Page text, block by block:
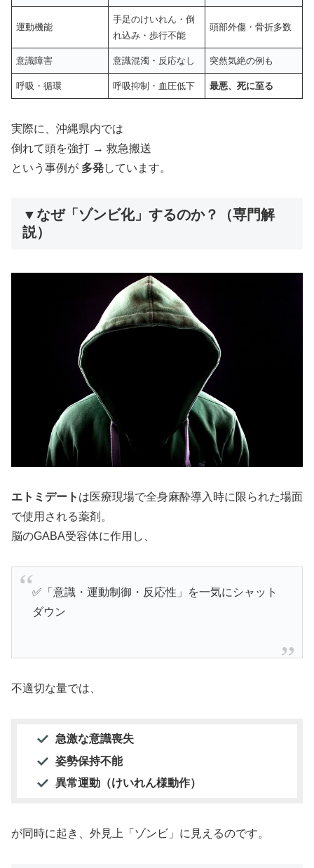
運動機能
手足のけいれん・倒
れ込み・歩行不能
頭部外傷・骨折多数
意識障害 意識混濁・反応なし 突然気絶の例も
呼吸・循環 呼吸抑制・血圧低下 最悪、死に至る
実際に、沖縄県内では
倒れて頭を強打 → 救急搬送
という事例が 多発しています。
▼なぜ「ゾンビ化」するのか？（専門解
説）
エトミデート は医療現場で全身麻酔導入時に限られた場面
で使用される薬剤。
脳のGABA受容体に作用し、
✅「意識・運動制御・反応性」を一気にシャット
ダウン
不適切な量では、
急激な意識喪失
姿勢保持不能
異常運動（けいれん様動作）
が同時に起き、外見上「ゾンビ」に見えるのです。